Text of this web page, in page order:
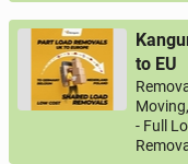
to EU
- Full